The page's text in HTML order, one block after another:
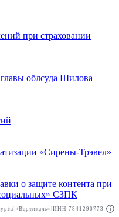
АО"Право.ру" ИНН: 7708095468
при страховании
облсуда Шилова
«Сирены-Трэвел»
о защите контента при
СЗПК
«Вертикаль» ИНН 7841290773